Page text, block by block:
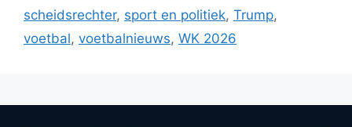
scheidsrechter, sport en politiek, Trump,
voetbal, voetbalnieuws, WK 2026